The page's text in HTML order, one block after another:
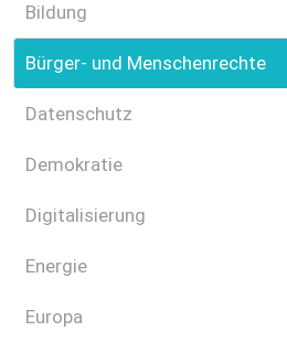
Bildung
Bürger- und Menschenrechte
Datenschutz
Demokratie
Digitalisierung
Energie
Europa